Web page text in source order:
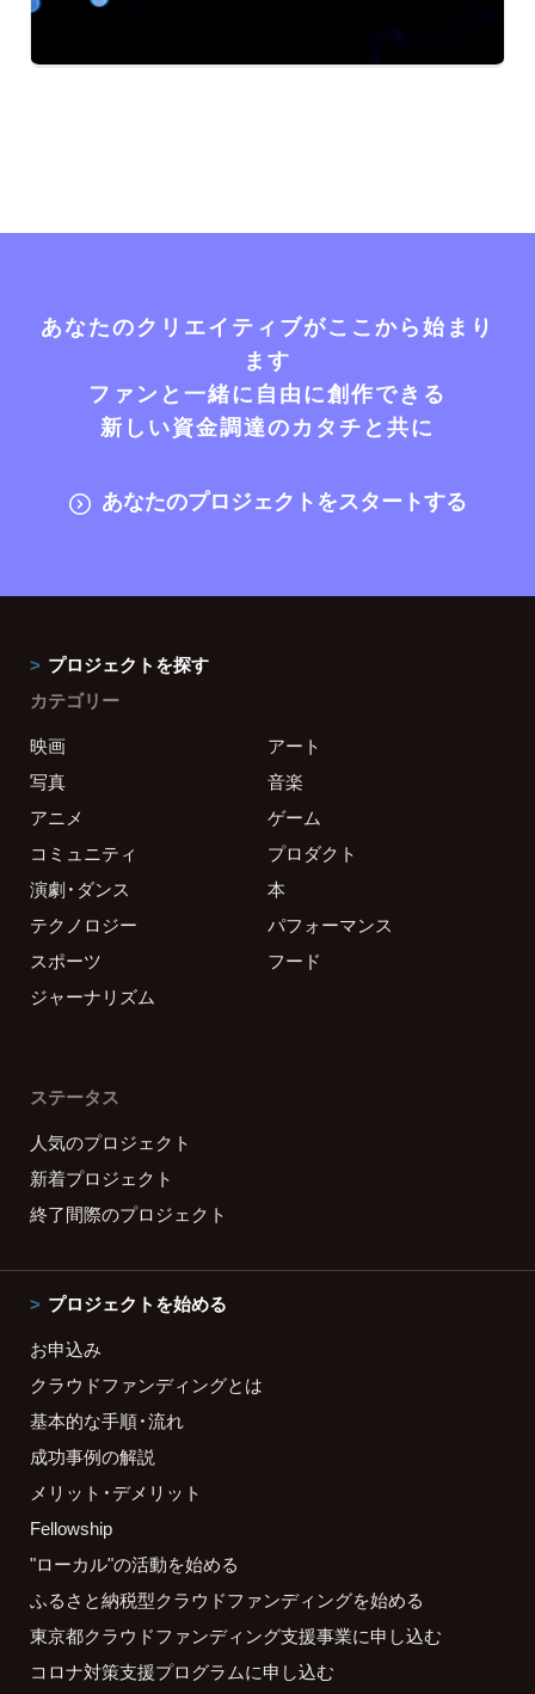
あなたのクリエイティブがここから始まり
ます
ファンと一緒に自由に創作できる
新しい資金調達のカタチと共に
あなたのプロジェクトをスタートする
プロジェクトを探す
カテゴリー
映画
アート
写真
音楽
アニメ
ゲーム
コミュニティ
プロダクト
演劇・ダンス
本
テクノロジー
パフォーマンス
スポーツ
フード
ジャーナリズム
ステータス
人気のプロジェクト
新着プロジェクト
終了間際のプロジェクト
プロジェクトを始める
お申込み
クラウドファンディングとは
基本的な手順・流れ
成功事例の解説
メリット・デメリット
Fellowship
"ローカル"の活動を始める
ふるさと納税型クラウドファンディングを始める
東京都クラウドファンディング支援事業に申し込む
コロナ対策支援プログラムに申し込む